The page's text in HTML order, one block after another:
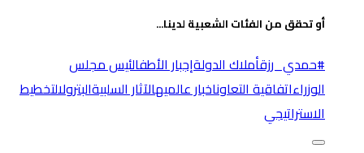
أو تحقق من الفئات الشعبية لدينا...
#حمدي_رزقأملاك الدولةإجبار الأطفالئيس مجلس
الوزراءاتفاقية التعاوناخبار عالميهالآثار السلبيةالبترولالتخطيط
الاستراتيجي